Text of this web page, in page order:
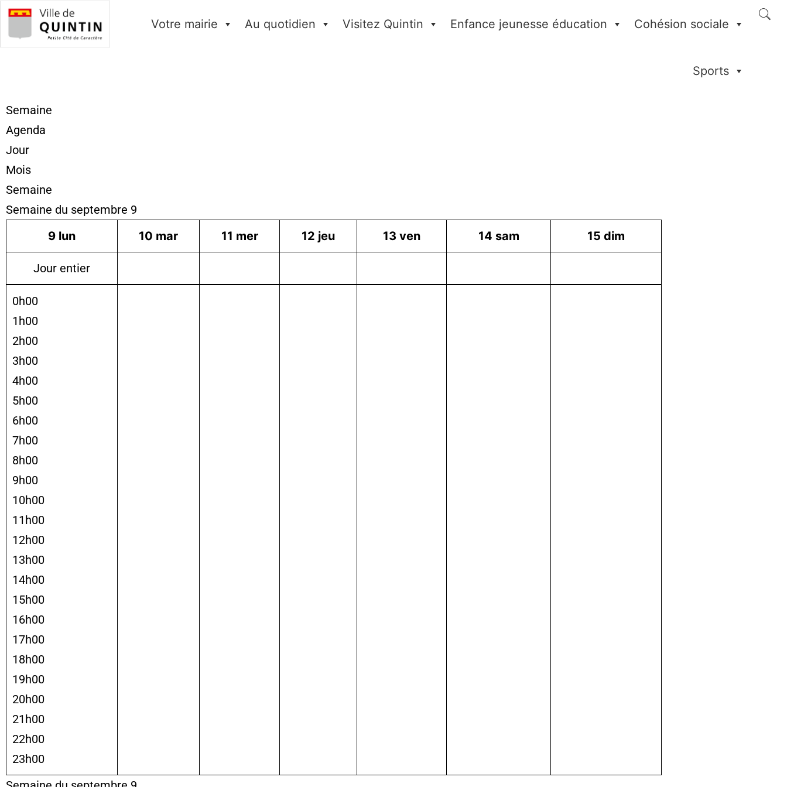
Votre mairie Au quotidien Visitez Quintin Enfance jeunesse éducation Cohésion sociale
Sports
Semaine
Agenda
Jour
Mois
Semaine
Semaine du septembre 9
9 lun 10 mar 11 mer 12 jeu 13 ven 14 sam 15 dim
Jour entier
0h00
1h00
2h00
3h00
4h00
5h00
6h00
7h00
8h00
9h00
10h00
11h00
12h00
13h00
14h00
15h00
16h00
17h00
18h00
19h00
20h00
21h00
22h00
23h00